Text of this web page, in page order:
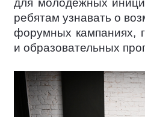
для молодёжных
ребятам узнавать о
форумных кампаниях,
и образовательных